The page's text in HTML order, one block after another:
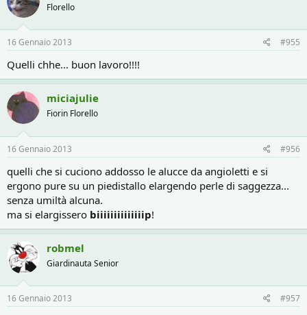
Florello
16 Gennaio 2013 #955
Quelli chhe... buon lavoro!!!!
miciajulie
Fiorin Florello
16 Gennaio 2013 #956
quelli che si cuciono addosso le alucce da angioletti e si
ergono pure su un piedistallo elargendo perle di saggezza...
senza umiltà alcuna.
ma si elargissero biiiiiiiiiiiiiip!
robmel
Giardinauta Senior
16 Gennaio 2013 #957